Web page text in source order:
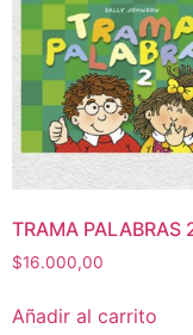
TRAMA PALABRAS
$16.000,00
Añadir al carrito